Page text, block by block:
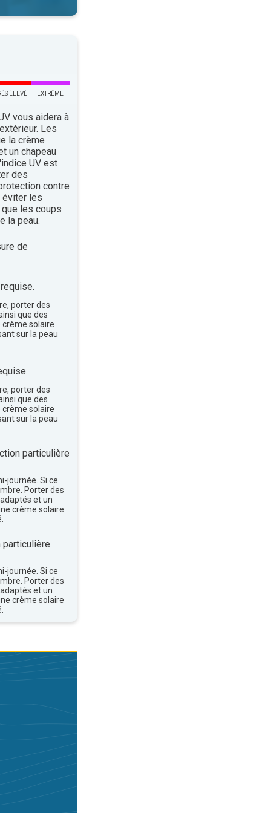
ÉLEVÉ EXTRÊME
vous aidera à
Les
la crème
un chapeau
UV est
des
contre
éviter les
les coups
la peau.
de
porter des
que des
solaire
sur la peau
porter des
que des
solaire
sur la peau
particulière
journée. Si ce
Porter des
et un
crème solaire
journée. Si ce
Porter des
et un
crème solaire